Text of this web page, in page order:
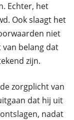
Echter, het
Ook slaagt het
niet
van belang dat
zijn.
zorgplicht van
dat hij uit
nadat